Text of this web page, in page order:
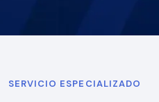
SERVICIO ESPECIALIZADO